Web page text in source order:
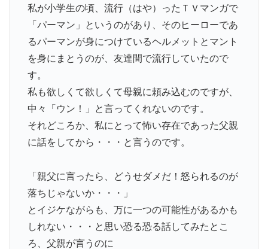
私が小学生の頃、流行（はや）ったＴＶマンガで
「パーマン」というのがあり、そのヒーローであ
るパーマンが身につけているヘルメットとマント
を身にまとうのが、友達間で流行していたので
す。
私も欲しくて欲しくて母親に頼み込むのですが、
中々「ウン！」と言ってくれないのです。
それどころか、私にとって怖い存在であった父親
に話をしてから・・・と言うのです。
「親父に言ったら、どうせダメだ！怒られるのが
落ちじゃないか・・・」
とイジケながらも、万に一つの可能性があるかも
しれない・・・と思い恐る恐る話してみたとこ
ろ、父親が言うのに